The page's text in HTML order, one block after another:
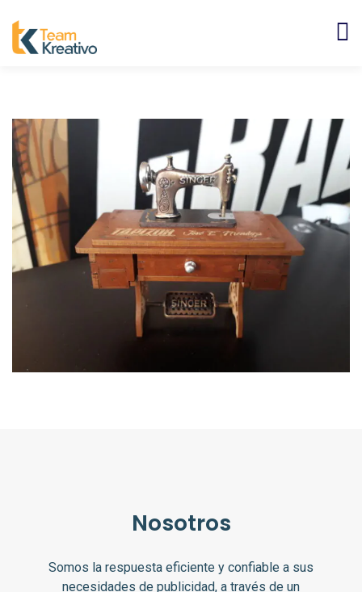
Nosotros
Somos la respuesta eficiente y confiable a sus
necesidades de publicidad, a través de un